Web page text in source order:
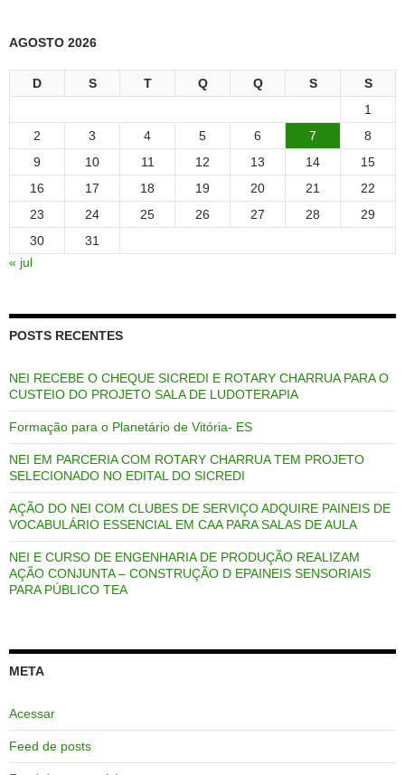
AGOSTO 2026
D S T Q Q S
S
1
2
3 4 5 6 7
8
9
10 11 12 13 14
15
16
17 18 19 20 21
22
23
24 25 26 27 28
29
30
31
« jul
POSTS RECENTES
NEI RECEBE O CHEQUE SICREDI E ROTARY CHARRUA PARA O
CUSTEIO DO PROJETO SALA DE LUDOTERAPIA
Formação para o Planetário de Vitória- ES
NEI EM PARCERIA COM ROTARY CHARRUA TEM PROJETO
SELECIONADO NO EDITAL DO SICREDI
AÇÃO DO NEI COM CLUBES DE SERVIÇO ADQUIRE PAINEIS DE
VOCABULÁRIO ESSENCIAL EM CAA PARA SALAS DE AULA
NEI E CURSO DE ENGENHARIA DE PRODUÇÃO REALIZAM
AÇÃO CONJUNTA – CONSTRUÇÃO D EPAINEIS SENSORIAIS
PARA PÚBLICO TEA
META
Acessar
Feed de posts